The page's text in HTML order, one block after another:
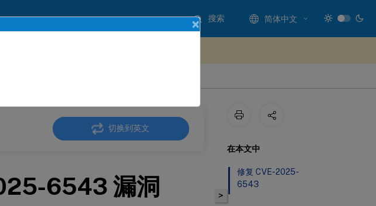
搜索 简体中文
切换到英文
6543 漏洞 >
在本文中
修复 CVE-2025-
6543
×